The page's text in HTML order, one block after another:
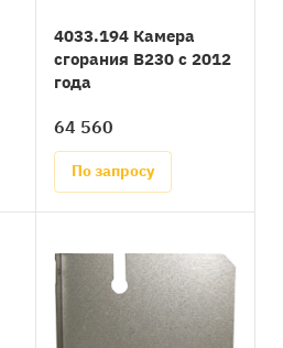
4033.194 Камера
сгорания B230 с 2012
года
64 560
По запросу